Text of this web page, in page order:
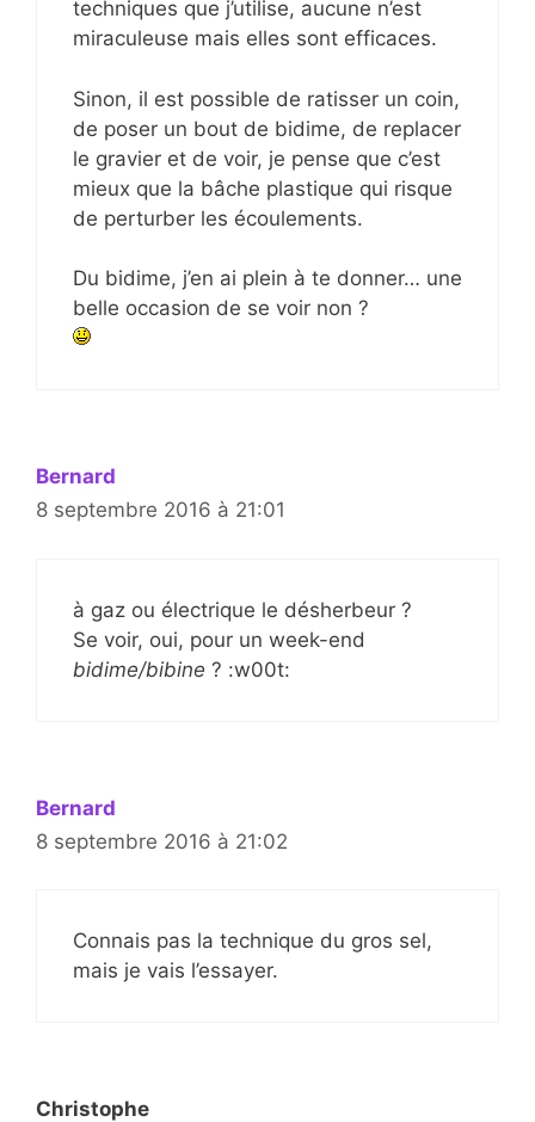
techniques que j’utilise, aucune n’est
miraculeuse mais elles sont efficaces.
Sinon, il est possible de ratisser un coin,
de poser un bout de bidime, de replacer
le gravier et de voir, je pense que c’est
mieux que la bâche plastique qui risque
de perturber les écoulements.
Du bidime, j’en ai plein à te donner… une
belle occasion de se voir non ?
Bernard
8 septembre 2016 à 21:01
à gaz ou électrique le désherbeur ?
Se voir, oui, pour un week-end
bidime/bibine ? :w00t:
Bernard
8 septembre 2016 à 21:02
Connais pas la technique du gros sel,
mais je vais l’essayer.
Christophe